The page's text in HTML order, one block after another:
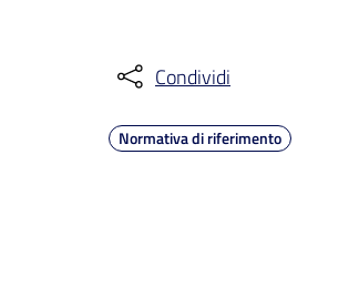
Condividi
Normativa di riferimento